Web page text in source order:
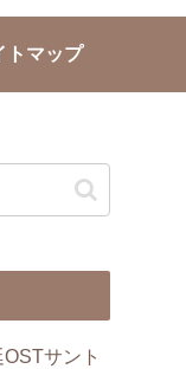
トマップ
サント